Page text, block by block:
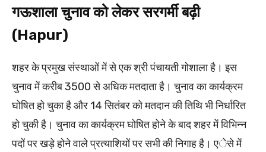
गऊशाला चुनाव को लेकर सरगर्मी बढ़ी
(Hapur)
शहर के प्रमुख संस्थाओं में से एक श्री पंचायती गोशाला है। इस
चुनाव में करीब 3500 से अधिक मतदाता है। चुनाव का कार्यक्रम
घोषित हो चुका है और 14 सितंबर को मतदान की तिथि भी निर्धारित
हो चुकी है। चुनाव का कार्यक्रम घोषित होने के बाद शहर में विभिन्न
पदों पर खड़े होने वाले प्रत्याशियों पर सभी की निगाह है। एेसे में